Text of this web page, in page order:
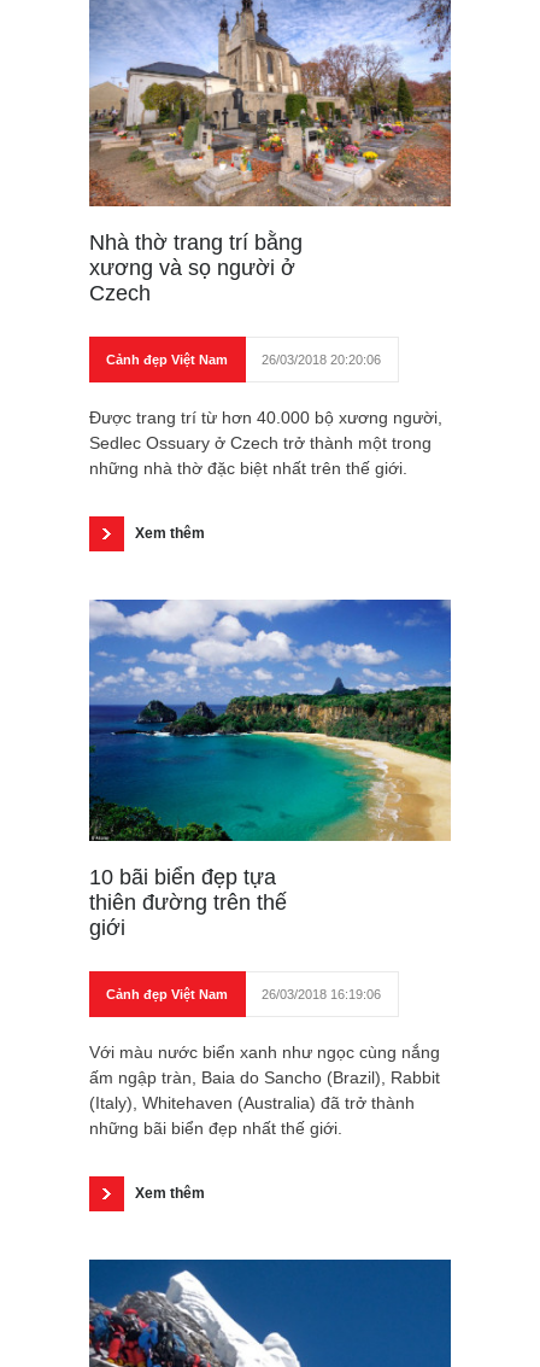
Nhà thờ trang trí bằng
xương và sọ người ở
Czech
Cảnh đẹp Việt Nam 26/03/2018 20:20:06
Được trang trí từ hơn 40.000 bộ xương người,
Sedlec Ossuary ở Czech trở thành một trong
những nhà thờ đặc biệt nhất trên thế giới.
Xem thêm
10 bãi biển đẹp tựa
thiên đường trên thế
giới
Cảnh đẹp Việt Nam 26/03/2018 16:19:06
Với màu nước biển xanh như ngọc cùng nắng
ấm ngập tràn, Baia do Sancho (Brazil), Rabbit
(Italy), Whitehaven (Australia) đã trở thành
những bãi biển đẹp nhất thế giới.
Xem thêm